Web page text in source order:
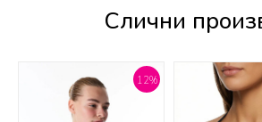
Слични
12%